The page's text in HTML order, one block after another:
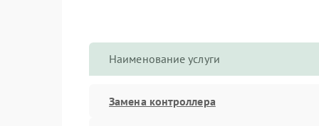
Наименование услуги
Замена контроллера